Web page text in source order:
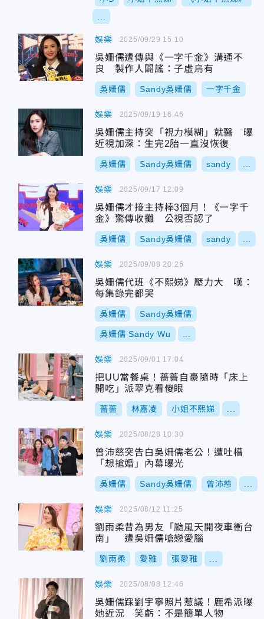
娛樂
吳姍儒遭傳與《一字千金》溝通不
良 製作人闢謠：子虛烏有
吳姍儒 Sandy吳姍儒 一字千金
2025/09/29 15:10
娛樂
吳姍儒主持突「視力模糊」就醫 曝
近視加深：生完2胎一直沒恢復
吳姍儒 Sandy吳姍儒 sandy
2025/09/19 16:46
娛樂
吳姍儒才接主持棒3個月！《一字千
金》驚傳收攤 公視否認了
吳姍儒 Sandy吳姍儒 sandy
2025/09/17 12:09
娛樂
吳姍儒代班《不熙娣》壓力大 嘆：
每集錄完都哭
吳姍儒 Sandy吳姍儒
吳姍儒 Sandy Wu
2025/09/08 20:26
娛樂
把UU當餐桌！薔薔自豪隨時「床上
開吃」派翠克看傻眼
薔薔 林嘉凌 小姐不熙娣
2025/09/01 17:04
娛樂
曾沛慈突告白吳姍儒老公！遭吐槽
「想搶婚」內幕曝光
吳姍儒 Sandy吳姍儒 曾沛慈
2025/08/28 10:30
娛樂
劉雨柔昔為男友「颱風天開夜車衝台
南」 遭吳姍儒嗆戀愛腦
劉雨柔 愛雅 張愛雅
2025/08/12 11:25
娛樂
吳姍儒踩劉宇寧照片惹議！鹿希派曝
她近況 笑虧：不是簡單人物
2025/08/08 12:46